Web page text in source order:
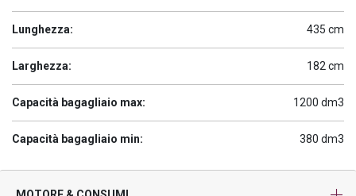
Lunghezza: 435 cm
Larghezza: 182 cm
Capacità bagagliaio max: 1200 dm3
Capacità bagagliaio min: 380 dm3